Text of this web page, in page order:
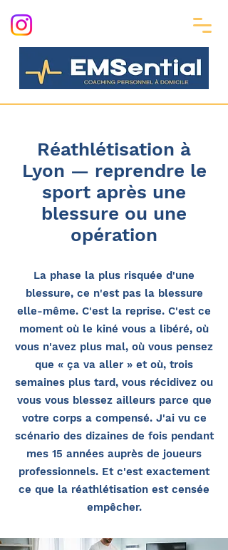
Réathlétisation à
Lyon — reprendre le
sport après une
blessure ou une
opération
La phase la plus risquée d'une
blessure, ce n'est pas la blessure
elle-même. C'est la reprise. C'est ce
moment où le kiné vous a libéré, où
vous n'avez plus mal, où vous pensez
que « ça va aller » et où, trois
semaines plus tard, vous récidivez ou
vous vous blessez ailleurs parce que
votre corps a compensé. J'ai vu ce
scénario des dizaines de fois pendant
mes 15 années auprès de joueurs
professionnels. Et c'est exactement
ce que la réathlétisation est censée
empêcher.